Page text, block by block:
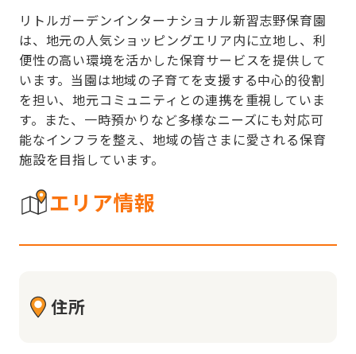
リトルガーデンインターナショナル新習志野保育園
は、地元の人気ショッピングエリア内に立地し、利
便性の高い環境を活かした保育サービスを提供して
います。当園は地域の子育てを支援する中心的役割
を担い、地元コミュニティとの連携を重視していま
す。また、一時預かりなど多様なニーズにも対応可
能なインフラを整え、地域の皆さまに愛される保育
施設を目指しています。
エリア情報
住所